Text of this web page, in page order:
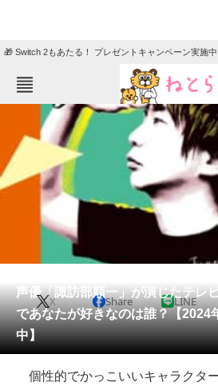
🎁 Switch 2もあたる！ プレゼントキャンペーン実施中
ねとらぼメニュー
TOP ニュー
エンタメ クイズ
地域
教育・
リサー
会員記事
メディア
注目記事を集めた総合ページ
声優「諏訪部順一」が演じたテレ
であなたが好きなのは誰？【2024
中】
X Share LINE
個性的でかっこいいキャラクタ